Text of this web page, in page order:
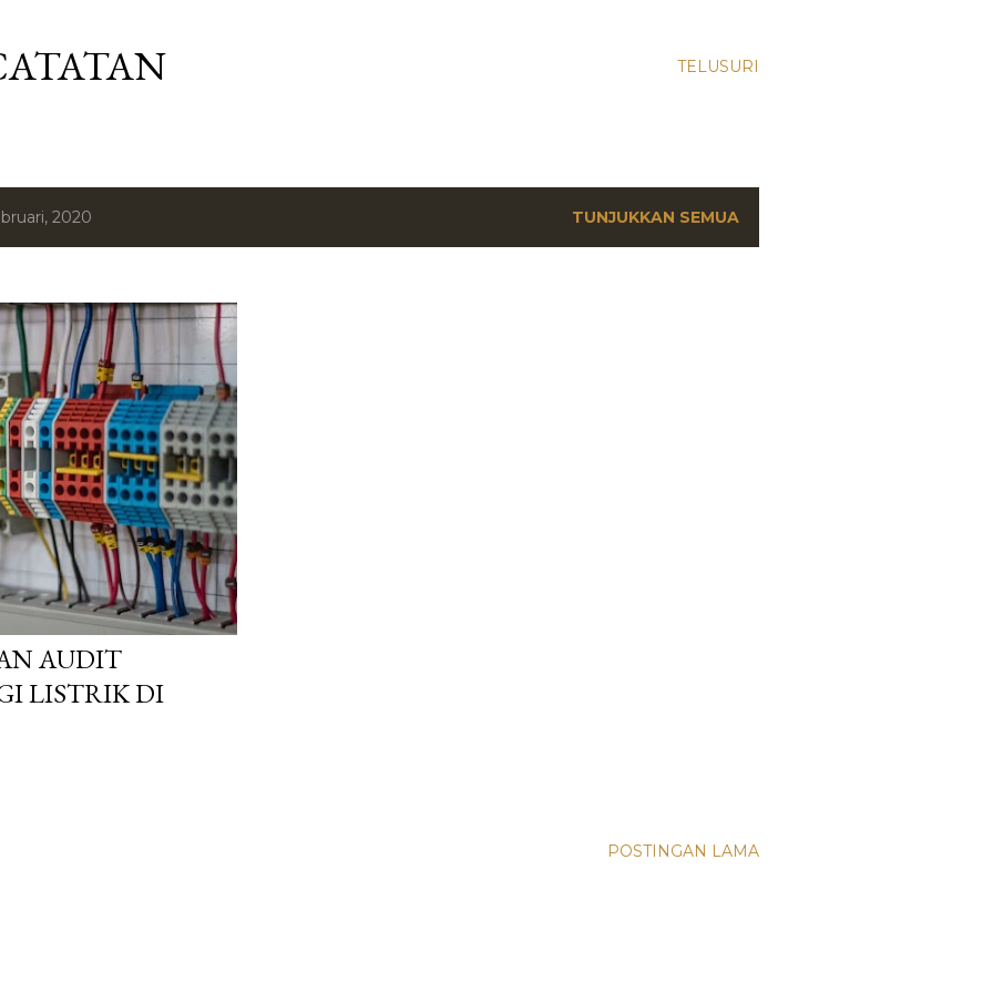
TELUSURI
2020 TUNJUKKAN SEMUA
AUDIT
LISTRIK DI
POSTINGAN LAMA